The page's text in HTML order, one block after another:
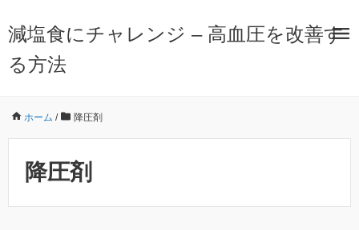
減塩食にチャレンジ – 高血圧を改善す
る方法
ホーム / 降圧剤
降圧剤